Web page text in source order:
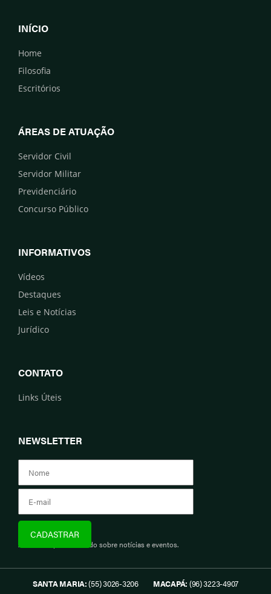
INÍCIO
Home
Filosofia
Escritórios
ÁREAS DE ATUAÇÃO
Servidor Civil
Servidor Militar
Previdenciário
Concurso Público
INFORMATIVOS
Vídeos
Destaques
Leis e Notícias
Jurídico
CONTATO
Links Úteis
NEWSLETTER
Assine e fique informado sobre notícias e eventos.
SANTA MARIA:(55) 3026-3206 MACAPÁ: (96) 3223-4907